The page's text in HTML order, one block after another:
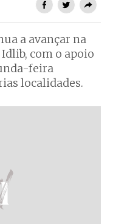
a avançar na
com o apoio
feira
localidades.